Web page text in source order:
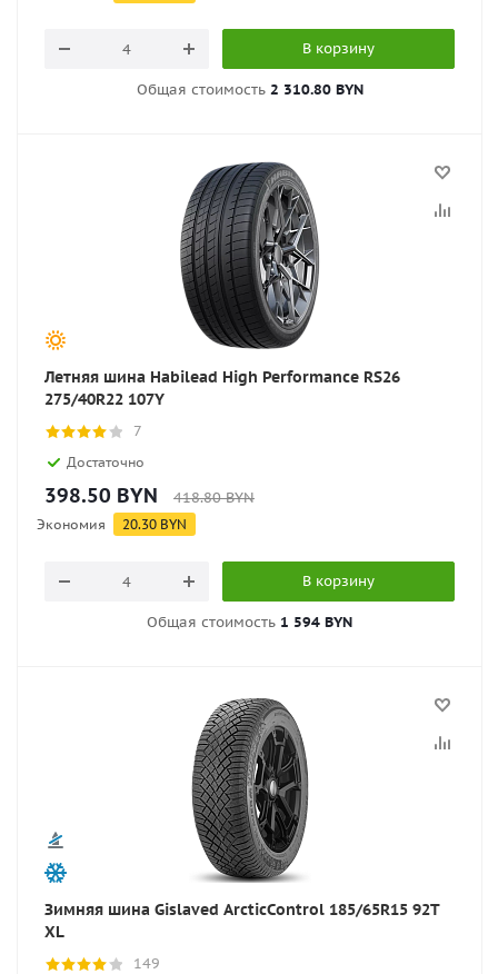
В корзину
Общая стоимость 2 310.80 BYN
Летняя шина Habilead High Performance RS26
275/40R22 107Y
7
Достаточно
398.50 BYN 418.80BYN
Экономия 20.30 BYN
В корзину
Общая стоимость 1 594 BYN
Зимняя шина Gislaved ArcticControl 185/65R15 92T
XL
149